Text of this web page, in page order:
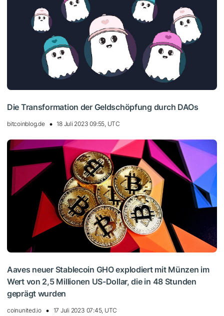
Die Transformation der Geldschöpfung durch DAOs
bitcoinblog.de 18 Juli 2023 09:55, UTC
Aaves neuer Stablecoin GHO explodiert mit Münzen im
Wert von 2,5 Millionen US-Dollar, die in 48 Stunden
geprägt wurden
coinunited.io 17 Juli 2023 07:45, UTC